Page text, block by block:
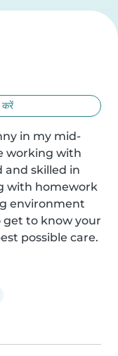
करें
in my mid-
working with
and skilled in
with homework
environment
get to know your
possible care.